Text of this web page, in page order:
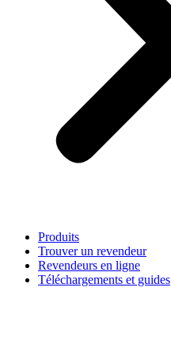
Produits
Trouver un revendeur
Revendeurs en ligne
Téléchargements et guides